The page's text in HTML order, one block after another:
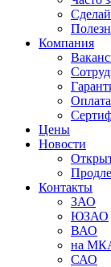
Компания
Цены
Новости
Контакты
ЗАО
ЮЗАО
ВАО
на
САО